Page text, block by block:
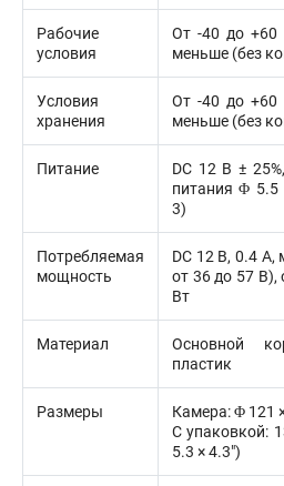
Рабочие
условия
От -40 до +60
меньше (без
Условия
хранения
От -40 до +60
меньше (без
Питание
DC 12 В ±
питания Φ 5.5
3)
Потребляемая
мощность
DC 12 В, 0.4 A,
от 36 до 57 В),
Вт
Материал
Основной
пластик
Размеры
Камера: Φ 121
С упаковкой:
5.3 × 4.3″)